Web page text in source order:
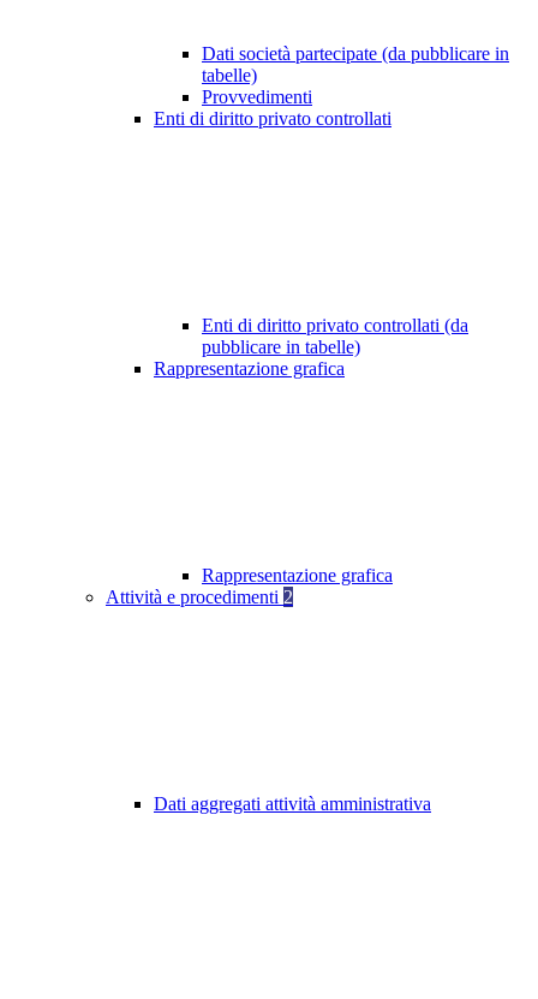
Dati società partecipate (da pubblicare in
tabelle)
Provvedimenti
Enti di diritto privato controllati
Enti di diritto privato controllati (da
pubblicare in tabelle)
Rappresentazione grafica
Rappresentazione grafica
Attività e procedimenti 2
Dati aggregati attività amministrativa